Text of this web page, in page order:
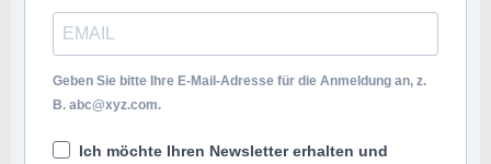
Geben Sie bitte Ihre E-Mail-Adresse für die Anmeldung an, z.
B. abc@xyz.com.
Ich möchte Ihren Newsletter erhalten und